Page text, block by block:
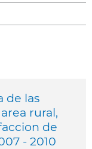
de las
rural,
de
- 2010